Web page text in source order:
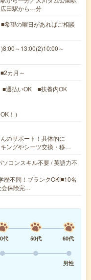
田駅から---分
希望の曜日があればご相談
～13:00(2)10:00～
カ月～
週払いOK ■扶養内OK
！）
のサポート！具体的に
ングやシーツ交換・移…
コンスキル不要 / 英語力不
歴不問！ブランクOK!■10名
会保険完…
代 50代
60代
男性